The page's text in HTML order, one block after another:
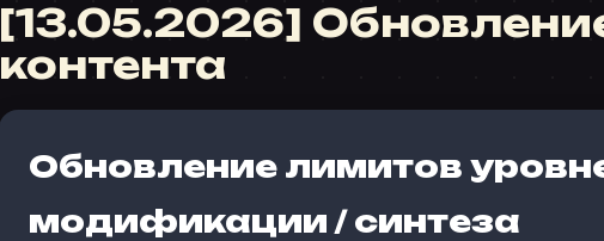
[13.05.2026]
контента
Обновление лимитов
модификации / синтеза